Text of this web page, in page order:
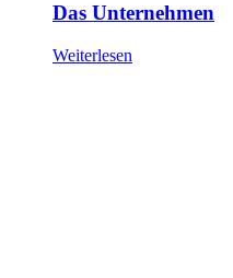
Das Unternehmen
Weiterlesen